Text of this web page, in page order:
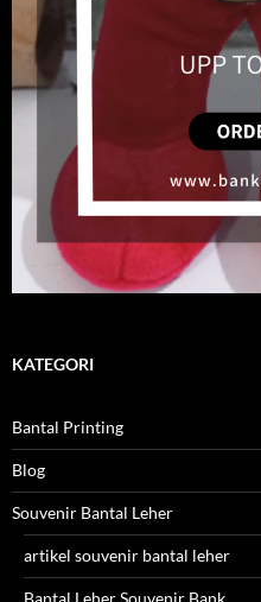
KATEGORI
Bantal Printing
Blog
Souvenir Bantal Leher
artikel souvenir bantal leher